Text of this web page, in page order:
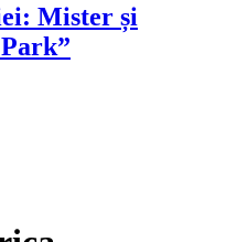
Mister și